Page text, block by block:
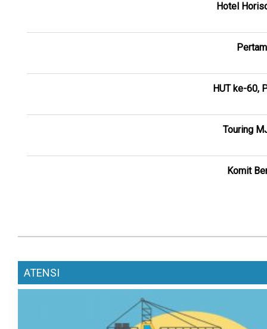
Hotel
HUT ke-60,
Touring
Komit
ATENSI